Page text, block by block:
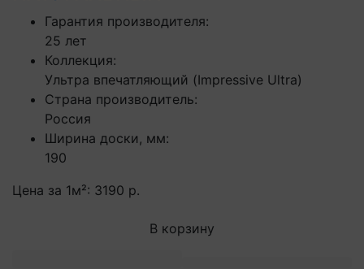
Гарантия производителя:
25 лет
Коллекция:
Ультра впечатляющий (Impressive Ultra)
Страна производитель:
Россия
Ширина доски, мм:
190
Цена за 1м²: 3190 р.
В корзину